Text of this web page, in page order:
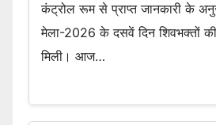
कंट्रोल रूम से प्राप्त जानकारी के
मेला-2026 के दसवें दिन शिवभक्तों
मिली। आज…